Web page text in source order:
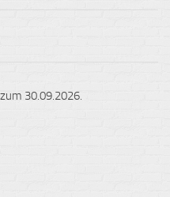
30.09.2026.